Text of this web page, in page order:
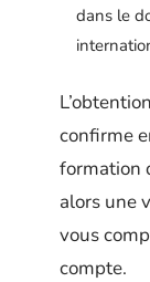
dans le
confirme
formation
alors une
vous
compte.